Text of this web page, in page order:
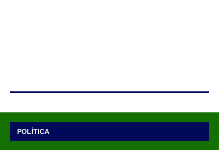
POLÍTICA